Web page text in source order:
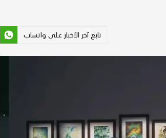
تابع آخر الأخبار على واتساب